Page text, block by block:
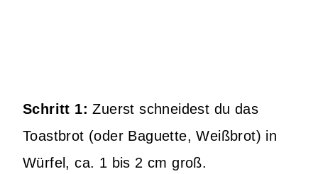
Schritt 1: Zuerst schneidest du das
Toastbrot (oder Baguette, Weißbrot) in
Würfel, ca. 1 bis 2 cm groß.